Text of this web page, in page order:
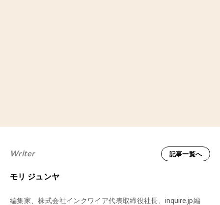
Writer
モリ ジュンヤ
記事一覧へ
編集家、株式会社インクワイア代表取締役社長、inquire.jp編